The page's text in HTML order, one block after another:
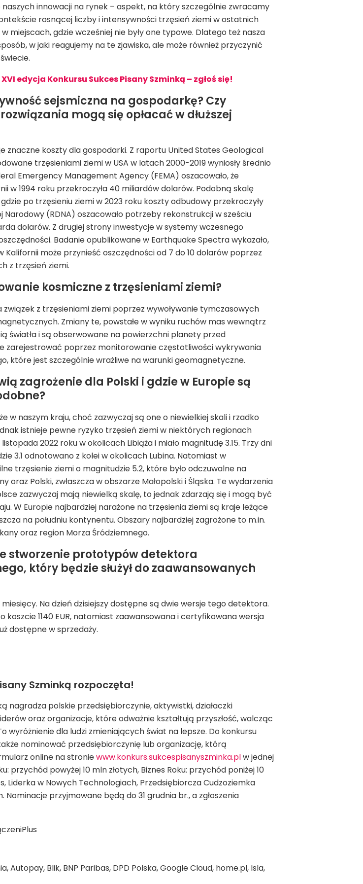
innowacji na rynek – aspekt, na który szczególnie zwracamy
rosnącej liczby i intensywności trzęsień ziemi w ostatnich
miejscach, gdzie wcześniej nie były one typowe. Dlatego też nasza
w jaki reagujemy na te zjawiska, ale może również przyczynić
XVI edycja Konkursu Sukces Pisany Szminką – zgłoś się!
sejsmiczna na gospodarkę? Czy
mogą się opłacać w dłuższej
znaczne koszty dla gospodarki. Z raportu United States Geological
trzęsieniami ziemi w USA w latach 2000-2019 wyniosły średnio
Emergency Management Agency (FEMA) oszacowało, że
w 1994 roku przekroczyła 40 miliardów dolarów. Podobną skalę
po trzęsieniu ziemi w 2023 roku koszty odbudowy przekroczyły
Narodowy (RDNA) oszacowało potrzeby rekonstrukcji w sześciu
dolarów. Z drugiej strony inwestycje w systemy wczesnego
Badanie opublikowane w Earthquake Spectra wykazało,
może przynieść oszczędności od 7 do 10 dolarów poprzez
z trzęsień ziemi.
kosmiczne z trzęsieniami ziemi?
z trzęsieniami ziemi poprzez wywoływanie tymczasowych
Zmiany te, powstałe w wyniku ruchów mas wewnątrz
światła i są obserwowane na powierzchni planety przed
zarejestrować poprzez monitorowanie częstotliwości wykrywania
które jest szczególnie wrażliwe na warunki geomagnetyczne.
zagrożenie dla Polski i gdzie w Europie są
w naszym kraju, choć zazwyczaj są one o niewielkiej skali i rzadko
istnieje pewne ryzyko trzęsień ziemi w niektórych regionach
2022 roku w okolicach Libiąża i miało magnitudę 3.15. Trzy dni
3.1 odnotowano z kolei w okolicach Lubina. Natomiast w
trzęsienie ziemi o magnitudzie 5.2, które było odczuwalne na
oraz Polski, zwłaszcza w obszarze Małopolski i Śląska. Te wydarzenia
zazwyczaj mają niewielką skalę, to jednak zdarzają się i mogą być
W Europie najbardziej narażone na trzęsienia ziemi są kraje leżące
na południu kontynentu. Obszary najbardziej zagrożone to m.in.
oraz region Morza Śródziemnego.
stworzenie prototypów detektora
który będzie służył do zaawansowanych
Na dzień dzisiejszy dostępne są dwie wersje tego detektora.
1140 EUR, natomiast zaawansowana i certyfikowana wersja
dostępne w sprzedaży.
Szminką rozpoczęta!
nagradza polskie przedsiębiorczynie, aktywistki, działaczki
oraz organizacje, które odważnie kształtują przyszłość, walcząc
wyróżnienie dla ludzi zmieniających świat na lepsze. Do konkursu
nominować przedsiębiorczynię lub organizację, którą
online na stroniewww.konkurs.sukcespisanyszminka.plw jednej
przychód powyżej 10 mln złotych, Biznes Roku: przychód poniżej 10
Liderka w Nowych Technologiach, Przedsiębiorcza Cudzoziemka
Nominacje przyjmowane będą do 31 grudnia br., a zgłoszenia
Autopay, Blik, BNP Paribas, DPD Polska, Google Cloud, home.pl, Isla,